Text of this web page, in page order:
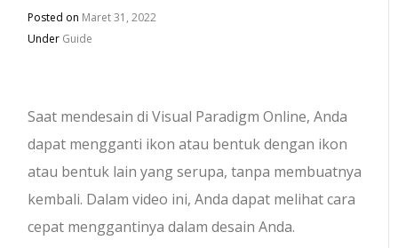
Posted on Maret 31, 2022
Under Guide
Saat mendesain di Visual Paradigm Online, Anda
dapat mengganti ikon atau bentuk dengan ikon
atau bentuk lain yang serupa, tanpa membuatnya
kembali. Dalam video ini, Anda dapat melihat cara
cepat menggantinya dalam desain Anda.